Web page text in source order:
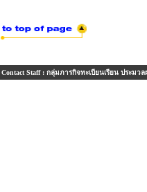
Contact Staff : กลุ่มภารกิจทะเบียนเรียน ประมวล